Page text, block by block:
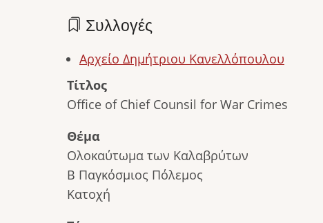
Συλλογές
Αρχείο Δημήτριου Κανελλόπουλου
Τίτλος
Office of Chief Counsil for War Crimes
Θέμα
Ολοκαύτωμα των Καλαβρύτων
Β Παγκόσμιος Πόλεμος
Κατοχή